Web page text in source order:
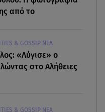
από το
& GOSSIP ΝΕΑ
«Λύγισε» ο
στο Αλήθειες
& GOSSIP ΝΕΑ